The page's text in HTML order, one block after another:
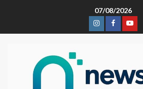
07/08/2026